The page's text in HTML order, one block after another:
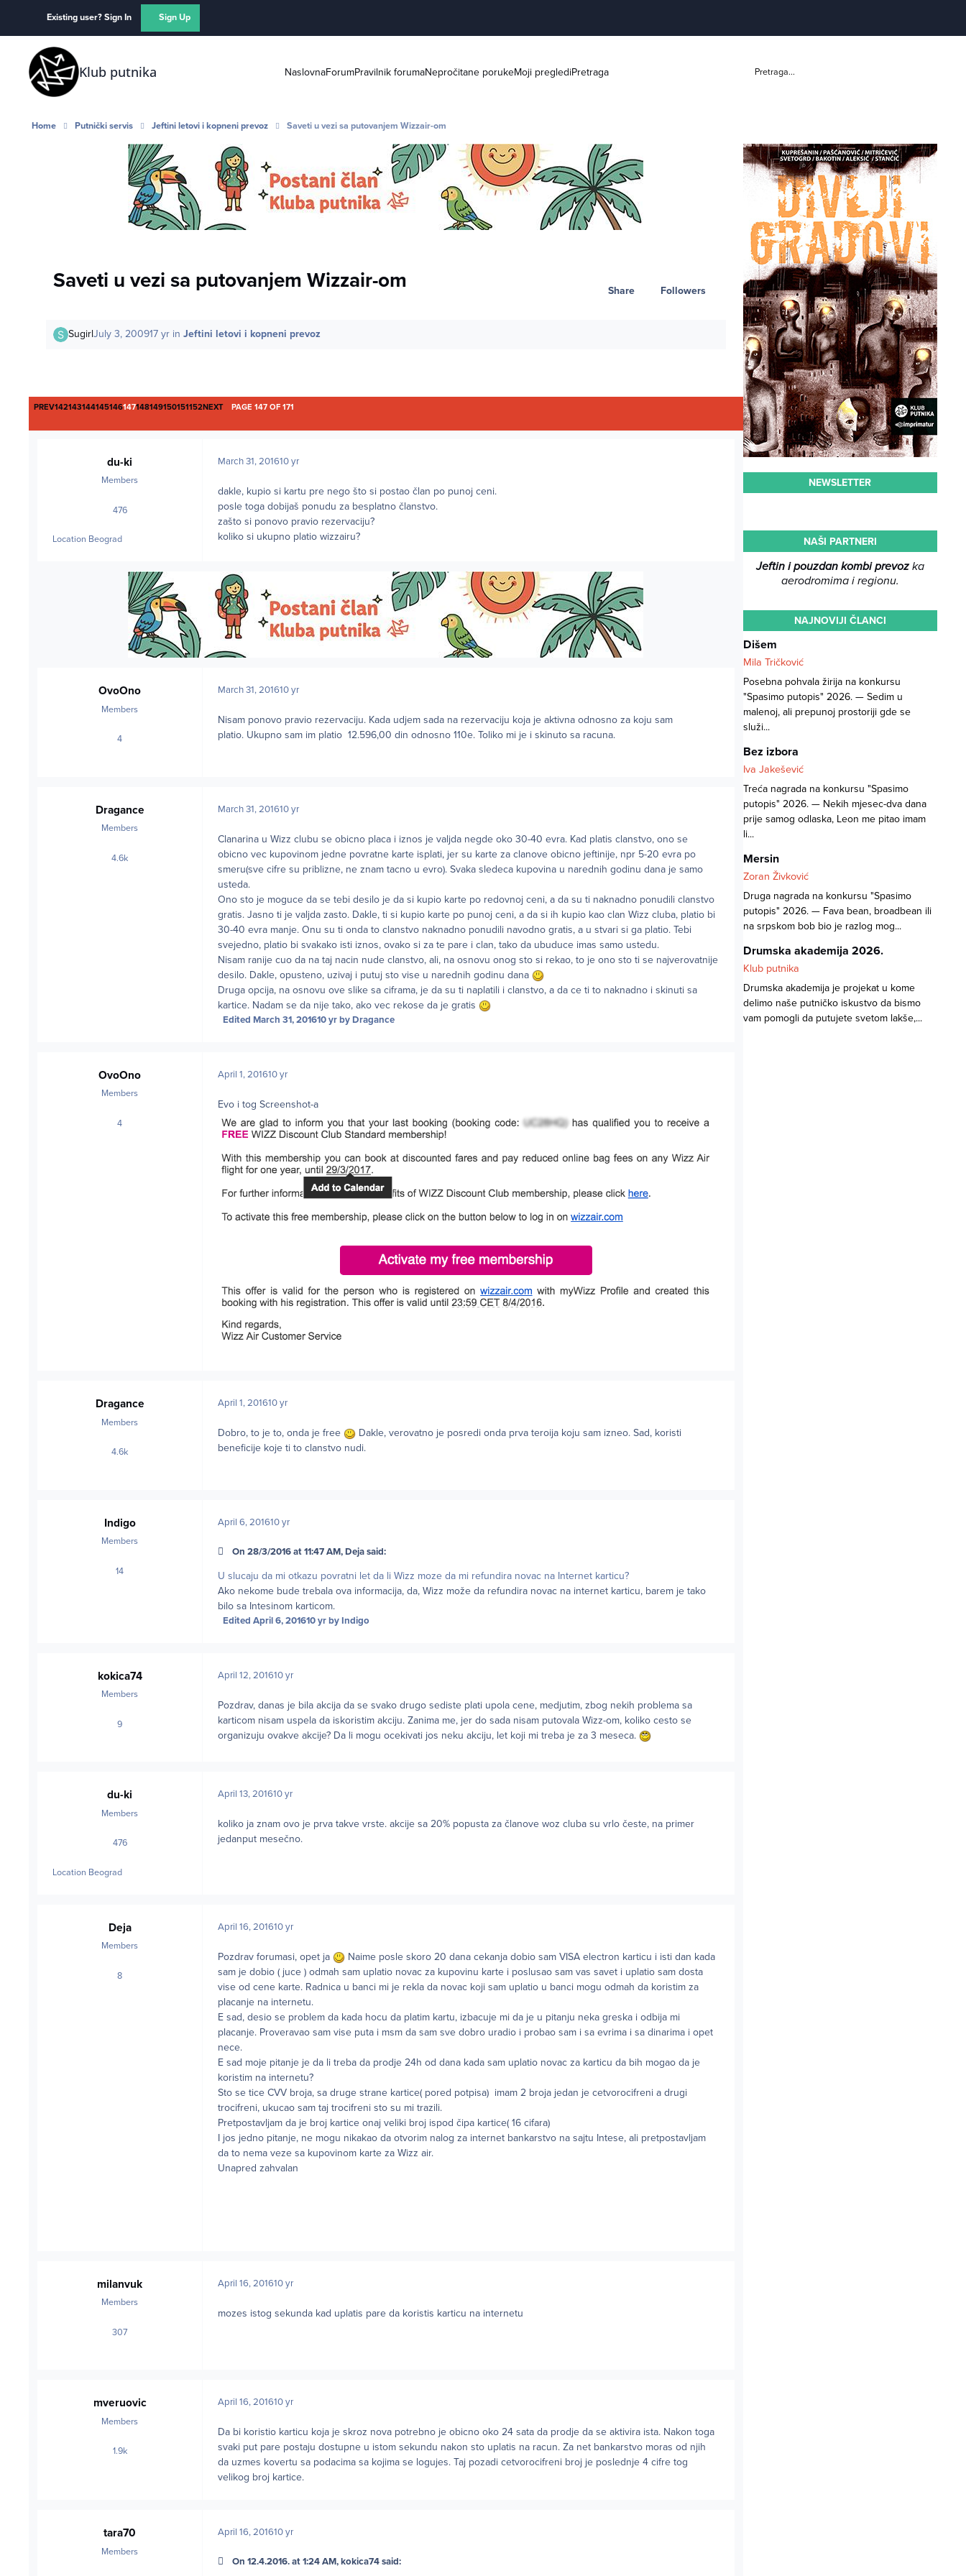
Existing user? Sign In Sign Up
Klub putnika NaslovnaForumPravilnik forumaNepročitane porukeMoji preglediPretraga Pretraga...
Home Putnički servis Jeftini letovi i kopneni prevoz Saveti u vezi sa putovanjem Wizzair-om
Saveti u vezi sa putovanjem Wizzair-om Share Followers
SugirlJuly 3, 200917 yrin Jeftini letovi i kopneni prevoz
FIRST PAGE
PREV142143144145146147148149150151152NEXTLAST PAGE
PAGE 147 OF 171
du-ki
Members
476posts
Location Beograd
March 31, 201610 yr
dakle, kupio si kartu pre nego što si postao član po punoj ceni.
posle toga dobijaš ponudu za besplatno članstvo.
zašto si ponovo pravio rezervaciju?
koliko si ukupno platio wizzairu?
OvoOno
Members
4posts
March 31, 201610 yr
Nisam ponovo pravio rezervaciju. Kada udjem sada na rezervaciju koja je aktivna odnosno za koju sam
platio. Ukupno sam im platio 12.596,00 din odnosno 110e. Toliko mi je i skinuto sa racuna.
Dragance
Members
4.6kposts
March 31, 201610 yr
Clanarina u Wizz clubu se obicno placa i iznos je valjda negde oko 30-40 evra. Kad platis clanstvo, ono se
obicno vec kupovinom jedne povratne karte isplati, jer su karte za clanove obicno jeftinije, npr 5-20 evra po
smeru(sve cifre su priblizne, ne znam tacno u evro). Svaka sledeca kupovina u narednih godinu dana je samo
usteda.
Ono sto je moguce da se tebi desilo je da si kupio karte po redovnoj ceni, a da su ti naknadno ponudili clanstvo
gratis. Jasno ti je valjda zasto. Dakle, ti si kupio karte po punoj ceni, a da si ih kupio kao clan Wizz cluba, platio bi
30-40 evra manje. Onu su ti onda to clanstvo naknadno ponudili navodno gratis, a u stvari si ga platio. Tebi
svejedno, platio bi svakako isti iznos, ovako si za te pare i clan, tako da ubuduce imas samo ustedu.
Nisam ranije cuo da na taj nacin nude clanstvo, ali, na osnovu onog sto si rekao, to je ono sto ti se najverovatnije
desilo. Dakle, opusteno, uzivaj i putuj sto vise u narednih godinu dana
Druga opcija, na osnovu ove slike sa ciframa, je da su ti naplatili i clanstvo, a da ce ti to naknadno i skinuti sa
kartice. Nadam se da nije tako, ako vec rekose da je gratis
Edited March 31, 201610 yrby Dragance
OvoOno
Members
4posts
April 1, 201610 yr
Evo i tog Screenshot-a
Dragance
Members
4.6kposts
April 1, 201610 yr
Dobro, to je to, onda je free
Dakle, verovatno je posredi onda prva teroija koju sam izneo. Sad, koristi
beneficije koje ti to clanstvo nudi.
Indigo
Members
14posts
April 6, 201610 yr
On 28/3/2016 at 11:47 AM, Deja said:
U slucaju da mi otkazu povratni let da li Wizz moze da mi refundira novac na Internet karticu?
Ako nekome bude trebala ova informacija, da, Wizz može da refundira novac na internet karticu, barem je tako
bilo sa Intesinom karticom.
Edited April 6, 201610 yrby Indigo
kokica74
Members
9posts
April 12, 201610 yr
Pozdrav, danas je bila akcija da se svako drugo sediste plati upola cene, medjutim, zbog nekih problema sa
karticom nisam uspela da iskoristim akciju. Zanima me, jer do sada nisam putovala Wizz-om, koliko cesto se
organizuju ovakve akcije? Da li mogu ocekivati jos neku akciju, let koji mi treba je za 3 meseca.
du-ki
Members
476posts
Location Beograd
April 13, 201610 yr
koliko ja znam ovo je prva takve vrste. akcije sa 20% popusta za članove woz cluba su vrlo česte, na primer
jedanput mesečno.
Deja
Members
8posts
April 16, 201610 yr
Pozdrav forumasi, opet ja
Naime posle skoro 20 dana cekanja dobio sam VISA electron karticu i isti dan kada
sam je dobio ( juce ) odmah sam uplatio novac za kupovinu karte i poslusao sam vas savet i uplatio sam dosta
vise od cene karte. Radnica u banci mi je rekla da novac koji sam uplatio u banci mogu odmah da koristim za
placanje na internetu.
E sad, desio se problem da kada hocu da platim kartu, izbacuje mi da je u pitanju neka greska i odbija mi
placanje. Proveravao sam vise puta i msm da sam sve dobro uradio i probao sam i sa evrima i sa dinarima i opet
nece.
E sad moje pitanje je da li treba da prodje 24h od dana kada sam uplatio novac za karticu da bih mogao da je
koristim na internetu?
Sto se tice CVV broja, sa druge strane kartice( pored potpisa) imam 2 broja jedan je cetvorocifreni a drugi
trocifreni, ukucao sam taj trocifreni sto su mi trazili.
Pretpostavljam da je broj kartice onaj veliki broj ispod čipa kartice( 16 cifara)
I jos jedno pitanje, ne mogu nikakao da otvorim nalog za internet bankarstvo na sajtu Intese, ali pretpostavljam
da to nema veze sa kupovinom karte za Wizz air.
Unapred zahvalan
milanvuk
Members
307posts
April 16, 201610 yr
mozes istog sekunda kad uplatis pare da koristis karticu na internetu
mveruovic
Members
1.9kposts
April 16, 201610 yr
Da bi koristio karticu koja je skroz nova potrebno je obicno oko 24 sata da prodje da se aktivira ista. Nakon toga
svaki put pare postaju dostupne u istom sekundu nakon sto uplatis na racun. Za net bankarstvo moras od njih
da uzmes kovertu sa podacima sa kojima se logujes. Taj pozadi cetvorocifreni broj je poslednje 4 cifre tog
velikog broj kartice.
tara70
Members
April 16, 201610 yr
On 12.4.2016. at 1:24 AM, kokica74 said:
NEWSLETTER
NAŠI PARTNERI
Jeftin i pouzdan kombi prevozka
aerodromima i regionu.
NAJNOVIJI ČLANCI
Dišem
Mila Tričković
Posebna pohvala žirija na konkursu
"Spasimo putopis" 2026. — Sedim u
malenoj, ali prepunoj prostoriji gde se
služi...
Bez izbora
Iva Jakešević
Treća nagrada na konkursu "Spasimo
putopis" 2026. — Nekih mjesec-dva dana
prije samog odlaska, Leon me pitao imam
li...
Mersin
Zoran Živković
Druga nagrada na konkursu "Spasimo
putopis" 2026. — Fava bean, broadbean ili
na srpskom bob bio je razlog mog...
Drumska akademija 2026.
Klub putnika
Drumska akademija je projekat u kome
delimo naše putničko iskustvo da bismo
vam pomogli da putujete svetom lakše,...